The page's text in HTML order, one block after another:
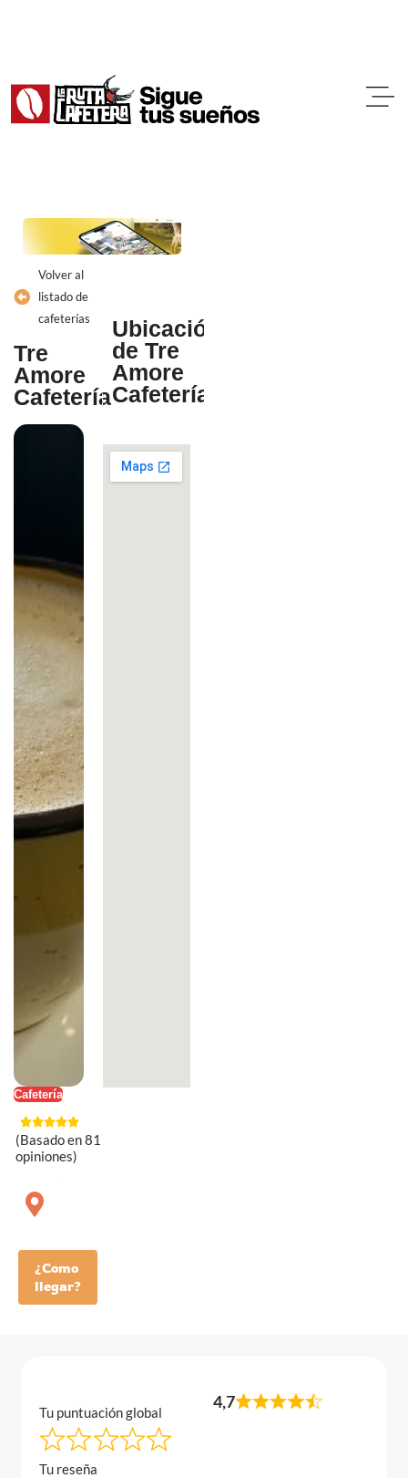
Volver al
listado de
cafeterías
Tre
Amore
Cafetería
Cafetería
(Basado en 81
opiniones)
¿Como
llegar?
Ubicación
de Tre
Amore
Cafetería
Tu puntuación global
Tu reseña
4,7